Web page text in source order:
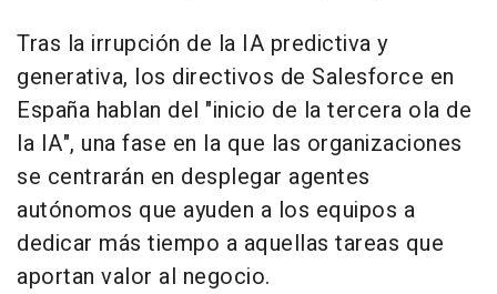
Tras la irrupción de la IA predictiva y
generativa, los directivos de Salesforce en
España hablan del "inicio de la tercera ola de
la IA", una fase en la que las organizaciones
se centrarán en desplegar agentes
autónomos que ayuden a los equipos a
dedicar más tiempo a aquellas tareas que
aportan valor al negocio.